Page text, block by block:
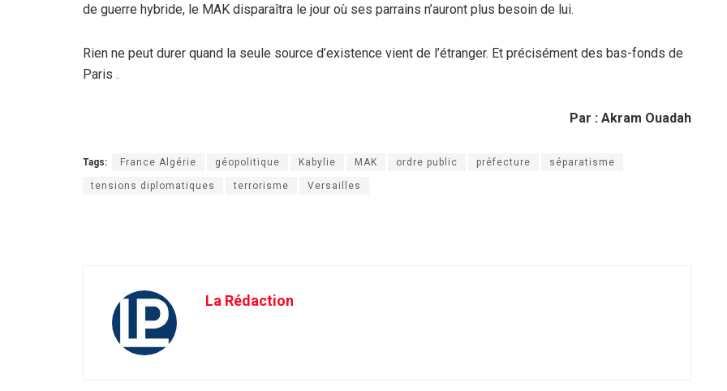
de guerre hybride, le MAK disparaîtra le jour où ses parrains n’auront plus besoin de lui.
Rien ne peut durer quand la seule source d’existence vient de l’étranger. Et précisément des bas-fonds de
Paris .
Par : Akram Ouadah
Tags: France Algérie géopolitique Kabylie MAK ordre public préfecture séparatisme
tensions diplomatiques terrorisme Versailles
La Rédaction